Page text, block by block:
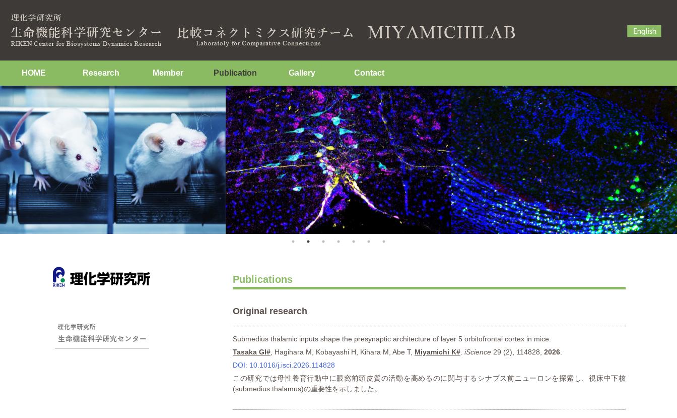
HOME Research Member Publication Gallery Contact
Publications
Original research
Submedius thalamic inputs shape the presynaptic architecture of layer 5 orbitofrontal cortex in mice.
Tasaka GI# , Hagihara M, Kobayashi H, Kihara M, Abe T, Miyamichi K# iScience 29 (2), 114828, 2026
DOI: 10.1016/j.isci.2026.114828
この研究では母性養育行動中に眼窩前頭皮質の活動を高めるのに関与するシナプス前ニューロンを探索し、視床中下核
(submedius thalamus)の重要性を示しました。